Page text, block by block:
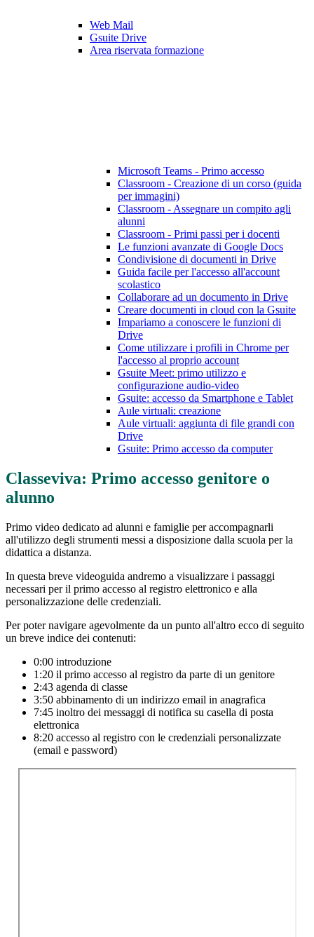
Web Mail
Gsuite Drive
Area riservata formazione
Microsoft Teams - Primo accesso
Classroom - Creazione di un corso (guida
per immagini)
Classroom - Assegnare un compito agli
alunni
Classroom - Primi passi per i docenti
Le funzioni avanzate di Google Docs
Condivisione di documenti in Drive
Guida facile per l'accesso all'account
scolastico
Collaborare ad un documento in Drive
Creare documenti in cloud con la Gsuite
Impariamo a conoscere le funzioni di
Drive
Come utilizzare i profili in Chrome per
l'accesso al proprio account
Gsuite Meet: primo utilizzo e
configurazione audio-video
Gsuite: accesso da Smartphone e Tablet
Aule virtuali: creazione
Aule virtuali: aggiunta di file grandi con
Drive
Gsuite: Primo accesso da computer
Classeviva: Primo accesso genitore o
alunno
Primo video dedicato ad alunni e famiglie per accompagnarli
all'utilizzo degli strumenti messi a disposizione dalla scuola per la
didattica a distanza.
In questa breve videoguida andremo a visualizzare i passaggi
necessari per il primo accesso al registro elettronico e alla
personalizzazione delle credenziali.
Per poter navigare agevolmente da un punto all'altro ecco di seguito
un breve indice dei contenuti:
0:00 introduzione
1:20 il primo accesso al registro da parte di un genitore
2:43 agenda di classe
3:50 abbinamento di un indirizzo email in anagrafica
7:45 inoltro dei messaggi di notifica su casella di posta
elettronica
8:20 accesso al registro con le credenziali personalizzate
(email e password)